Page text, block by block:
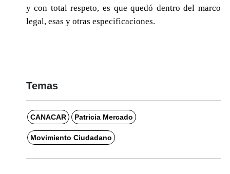
y con total respeto, es que quedó dentro del marco
legal, esas y otras especificaciones.
Temas
CANACAR Patricia Mercado
Movimiento Ciudadano